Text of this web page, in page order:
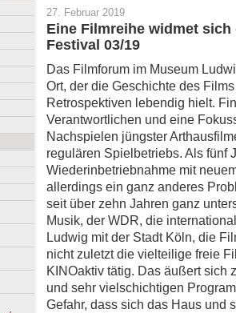
27. Februar 2019
Eine Filmreihe widmet
Festival 03/19
Das Filmforum im Museum
Ort, der die Geschichte des
Retrospektiven lebendig hielt.
Verantwortlichen und eine
Nachspielen jüngster
regulären Spielbetriebs. Als fünf
Wiederinbetriebnahme mit
allerdings ein ganz anderes
seit über zehn Jahren ganz
Musik, der WDR, die
Ludwig mit der Stadt Köln, die
nicht zuletzt die vielteilige freie
KINOaktiv tätig. Das äußert sich
und sehr vielschichtigen
Gefahr, dass sich das Haus und